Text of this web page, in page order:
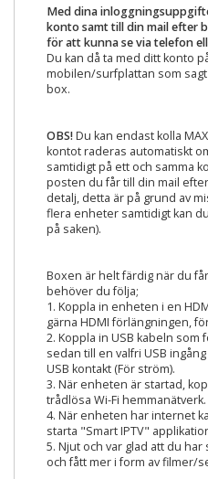
Med dina
konto samt till din mail efter
för att kunna se via telefon
Du kan då ta med ditt konto
mobilen/surfplattan som
box.
OBS!Du kan endast kolla
kontot raderas automatiskt
samtidigt på ett och samma
posten du får till din mail
detalj, detta är på grund av
flera enheter samtidigt kan
på saken).
Boxen är helt färdig när du
behöver du följa;
1. Koppla in enheten i en
gärna HDMI förlängningen,
2. Koppla in USB kabeln
sedan till en valfri USB
USB kontakt (För ström).
3. När enheten är startad,
trådlösa Wi-Fi hemmanätverk.
4. När enheten har internet
starta "Smart IPTV"
5. Njut och var glad att du
och fått mer i form av filmer/